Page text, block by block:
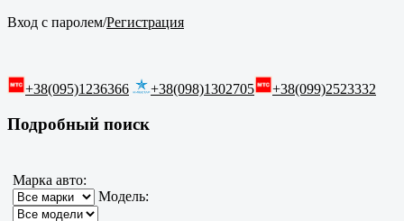
Вход с паролем/Регистрация
+38(095)1236366 +38(098)1302705 +38(099)2523332
Подробный поиск
Марка авто:
Модель: